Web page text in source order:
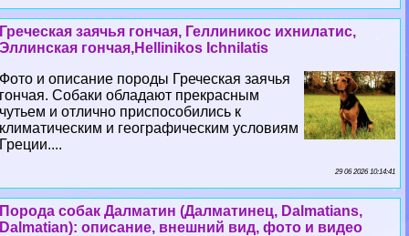
Греческая заячья гончая, Геллиникос ихнилатис,
Эллинская гончая,Hellinikos Ichnilatis
Фото и описание породы Греческая заячья
гончая. Собаки обладают прекрасным
чутьем и отлично приспособились к
климатическим и географическим условиям
Греции....
29 06 2026 10:14:41
Порода собак Далматин (Далматинец, Dalmatians,
Dalmatian): описание, внешний вид, фото и видео